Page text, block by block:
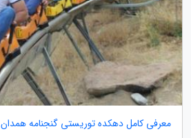
معرفی کامل دهکده توریستی گنجنامه همدان